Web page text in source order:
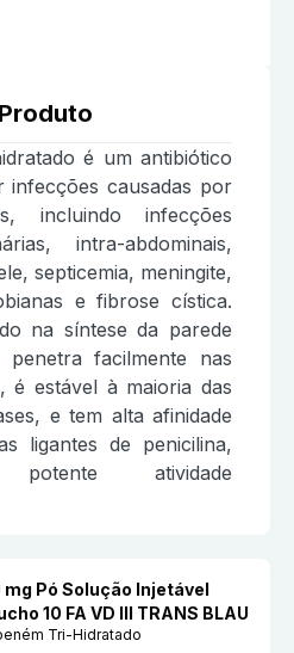
é um antibiótico
infecções causadas por
incluindo infecções
intra-abdominais,
septicemia, meningite,
e fibrose cística.
na síntese da parede
penetra facilmente nas
é estável à maioria das
e tem alta afinidade
ligantes de penicilina,
potente atividade
Pó Solução Injetável
10 FA VD III TRANS BLAU
Tri-Hidratado